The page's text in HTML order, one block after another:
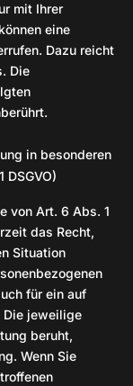
mit Ihrer
eine
Dazu reicht
Die
in besonderen
von Art. 6 Abs. 1
das Recht,
Situation
für ein auf
Die jeweilige
beruht,
Wenn Sie